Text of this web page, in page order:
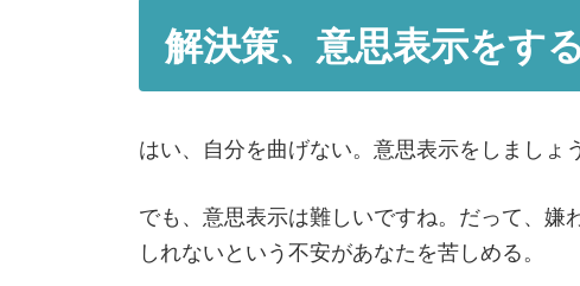
解決策、意思表示をする
はい、自分を曲げない。意思表示をしましょう
でも、意思表示は難しいですね。だって、
しれないという不安があなたを苦しめる。